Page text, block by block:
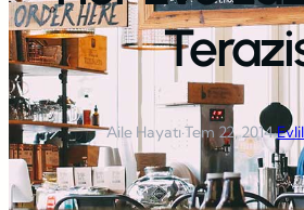
Aile Hayatı·Tem 22, 2014·